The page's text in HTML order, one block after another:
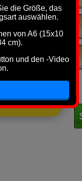
die Größe, das
auswählen.
von A6 (15x10
cm).
und den -Video